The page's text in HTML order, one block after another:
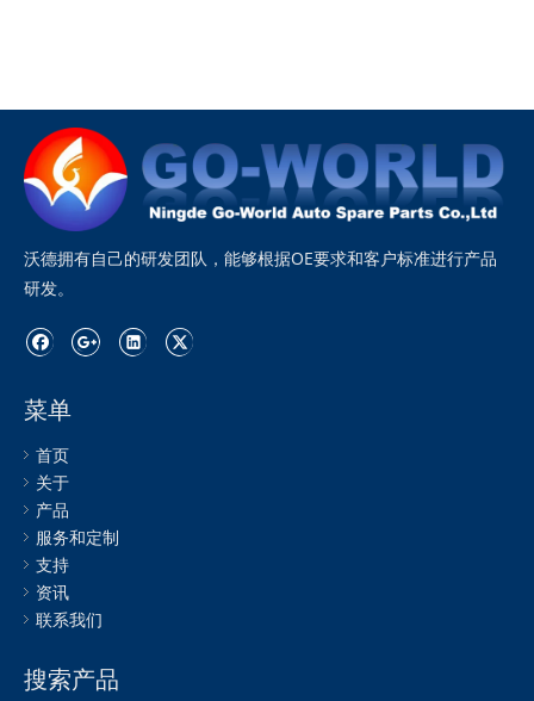
沃德拥有自己的研发团队，能够根据OE要求和客户标准进行产品
研发。
菜单
首页
关于
产品
服务和定制
支持
资讯
联系我们
搜索产品